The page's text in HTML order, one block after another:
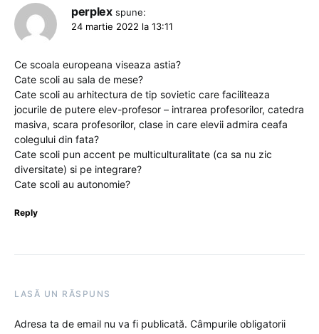
perplex spune:
24 martie 2022 la 13:11
Ce scoala europeana viseaza astia?
Cate scoli au sala de mese?
Cate scoli au arhitectura de tip sovietic care faciliteaza
jocurile de putere elev-profesor – intrarea profesorilor, catedra
masiva, scara profesorilor, clase in care elevii admira ceafa
colegului din fata?
Cate scoli pun accent pe multiculturalitate (ca sa nu zic
diversitate) si pe integrare?
Cate scoli au autonomie?
Reply
LASĂ UN RĂSPUNS
Adresa ta de email nu va fi publicată. Câmpurile obligatorii